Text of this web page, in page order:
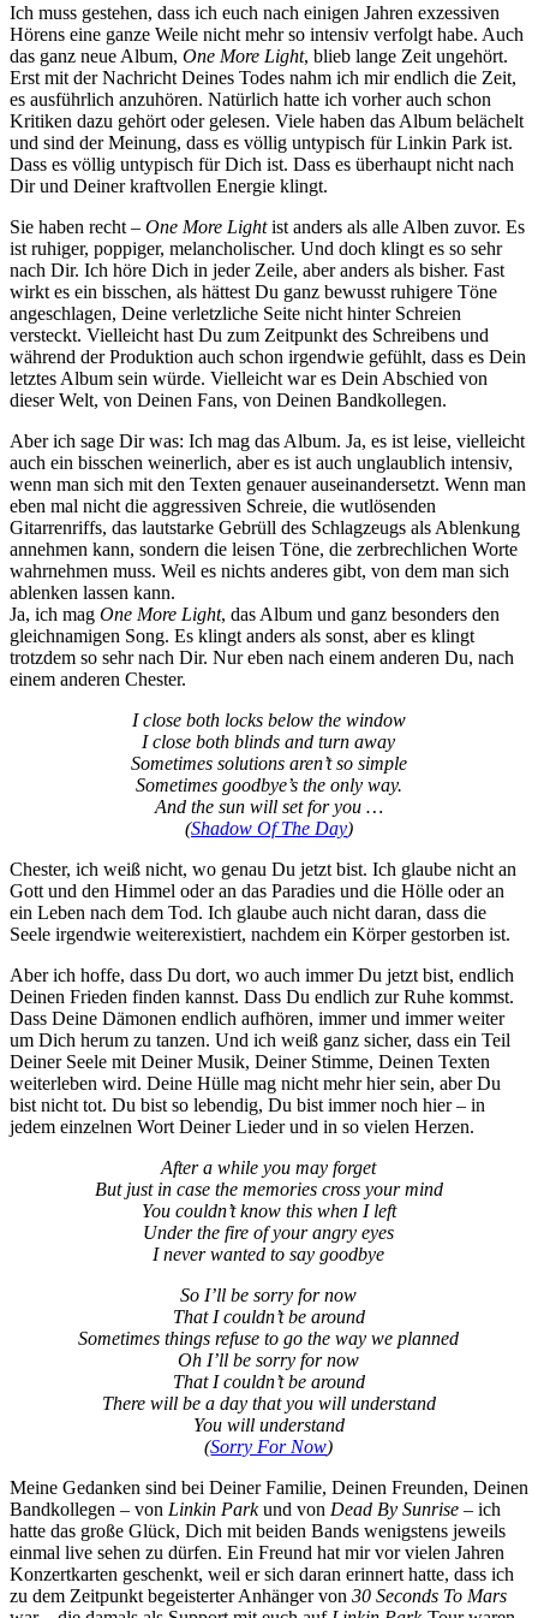
Ich muss gestehen, dass ich euch nach einigen Jahren exzessiven
Hörens eine ganze Weile nicht mehr so intensiv verfolgt habe. Auch
das ganz neue Album, One More Light, blieb lange Zeit ungehört.
Erst mit der Nachricht Deines Todes nahm ich mir endlich die Zeit,
es ausführlich anzuhören. Natürlich hatte ich vorher auch schon
Kritiken dazu gehört oder gelesen. Viele haben das Album belächelt
und sind der Meinung, dass es völlig untypisch für Linkin Park ist.
Dass es völlig untypisch für Dich ist. Dass es überhaupt nicht nach
Dir und Deiner kraftvollen Energie klingt.
Sie haben recht – One More Lightist anders als alle Alben zuvor. Es
ist ruhiger, poppiger, melancholischer. Und doch klingt es so sehr
nach Dir. Ich höre Dich in jeder Zeile, aber anders als bisher. Fast
wirkt es ein bisschen, als hättest Du ganz bewusst ruhigere Töne
angeschlagen, Deine verletzliche Seite nicht hinter Schreien
versteckt. Vielleicht hast Du zum Zeitpunkt des Schreibens und
während der Produktion auch schon irgendwie gefühlt, dass es Dein
letztes Album sein würde. Vielleicht war es Dein Abschied von
dieser Welt, von Deinen Fans, von Deinen Bandkollegen.
Aber ich sage Dir was: Ich mag das Album. Ja, es ist leise, vielleicht
auch ein bisschen weinerlich, aber es ist auch unglaublich intensiv,
wenn man sich mit den Texten genauer auseinandersetzt. Wenn man
eben mal nicht die aggressiven Schreie, die wutlösenden
Gitarrenriffs, das lautstarke Gebrüll des Schlagzeugs als Ablenkung
annehmen kann, sondern die leisen Töne, die zerbrechlichen Worte
wahrnehmen muss. Weil es nichts anderes gibt, von dem man sich
ablenken lassen kann.
Ja, ich mag One More Light, das Album und ganz besonders den
gleichnamigen Song. Es klingt anders als sonst, aber es klingt
trotzdem so sehr nach Dir. Nur eben nach einem anderen Du, nach
einem anderen Chester.
I close both locks below the window
I close both blinds and turn away
Sometimes solutions aren’t so simple
Sometimes goodbye’s the only way.
And the sun will set for you …
(Shadow Of The Day)
Chester, ich weiß nicht, wo genau Du jetzt bist. Ich glaube nicht an
Gott und den Himmel oder an das Paradies und die Hölle oder an
ein Leben nach dem Tod. Ich glaube auch nicht daran, dass die
Seele irgendwie weiterexistiert, nachdem ein Körper gestorben ist.
Aber ich hoffe, dass Du dort, wo auch immer Du jetzt bist, endlich
Deinen Frieden finden kannst. Dass Du endlich zur Ruhe kommst.
Dass Deine Dämonen endlich aufhören, immer und immer weiter
um Dich herum zu tanzen. Und ich weiß ganz sicher, dass ein Teil
Deiner Seele mit Deiner Musik, Deiner Stimme, Deinen Texten
weiterleben wird. Deine Hülle mag nicht mehr hier sein, aber Du
bist nicht tot. Du bist so lebendig, Du bist immer noch hier – in
jedem einzelnen Wort Deiner Lieder und in so vielen Herzen.
After a while you may forget
But just in case the memories cross your mind
You couldn’t know this when I left
Under the fire of your angry eyes
I never wanted to say goodbye
So I’ll be sorry for now
That I couldn’t be around
Sometimes things refuse to go the way we planned
Oh I’ll be sorry for now
That I couldn’t be around
There will be a day that you will understand
You will understand
(Sorry For Now)
Meine Gedanken sind bei Deiner Familie, Deinen Freunden, Deinen
Bandkollegen – von Linkin Parkund von Dead By Sunrise – ich
hatte das große Glück, Dich mit beiden Bands wenigstens jeweils
einmal live sehen zu dürfen. Ein Freund hat mir vor vielen Jahren
Konzertkarten geschenkt, weil er sich daran erinnert hatte, dass ich
zu dem Zeitpunkt begeisterter Anhänger von 30 Seconds To Mars